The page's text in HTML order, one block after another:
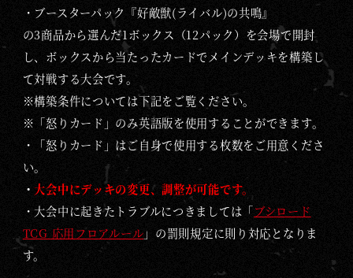
・ブースターパック『好敵獣(ライバル)の共鳴』
の3商品から選んだ1ボックス（12パック）を会場で開封
し、ボックスから当たったカードでメインデッキを構築し
て対戦する大会です。
※構築条件については下記をご覧ください。
※「怒りカード」のみ英語版を使用することができます。
・「怒りカード」はご自身で使用する枚数をご用意くださ
い。
・大会中にデッキの変更、調整が可能です。
・大会中に起きたトラブルにつきましては「ブシロード
TCG 応用フロアルール 」の罰則規定に則り対応となりま
す。